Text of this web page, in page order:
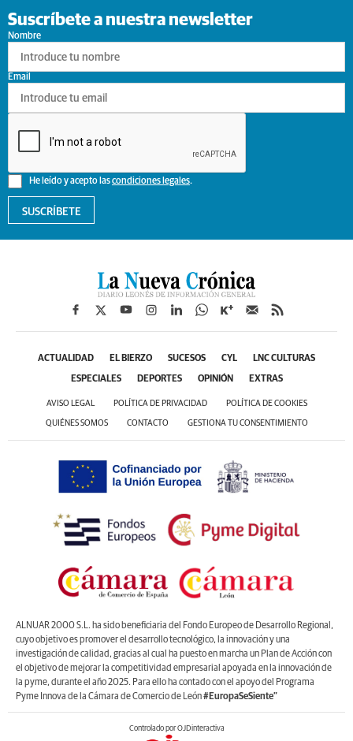
Suscríbete a nuestra newsletter
Nombre
He leído y acepto lascondiciones legales.
Email
SUSCRÍBETE
ACTUALIDAD EL BIERZO SUCESOS CYL LNC CULTURAS
ESPECIALES DEPORTES OPINIÓN EXTRAS
AVISO LEGAL POLÍTICA DE PRIVACIDAD POLÍTICA DE COOKIES
QUIÉNES SOMOS CONTACTO GESTIONA TU CONSENTIMIENTO
ALNUAR 2000 S.L. ha sido beneficiaria del Fondo Europeo de Desarrollo Regional,
cuyo objetivo es promover el desarrollo tecnológico, la innovación y una
investigación de calidad, gracias al cual ha puesto en marcha un Plan de Acción con
el objetivo de mejorar la competitividad empresarial apoyada en la innovación de
la pyme, durante el año 2025. Para ello ha contado con el apoyo del Programa
Pyme Innova de la Cámara de Comercio de León#EuropaSeSiente”
Controlado por OJDinteractiva